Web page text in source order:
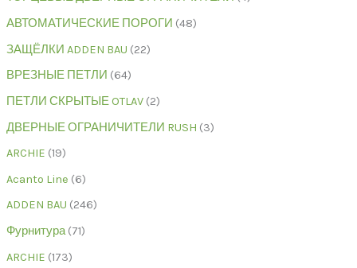
АВТОМАТИЧЕСКИЕ ПОРОГИ 48
ЗАЩЁЛКИ ADDEN BAU 22
ВРЕЗНЫЕ ПЕТЛИ 64
ПЕТЛИ СКРЫТЫЕ OTLAV 2
ДВЕРНЫЕ ОГРАНИЧИТЕЛИ RUSH 3
ARCHIE 19
Acanto Line 6
ADDEN BAU 246
Фурнитура 71
ARCHIE 173